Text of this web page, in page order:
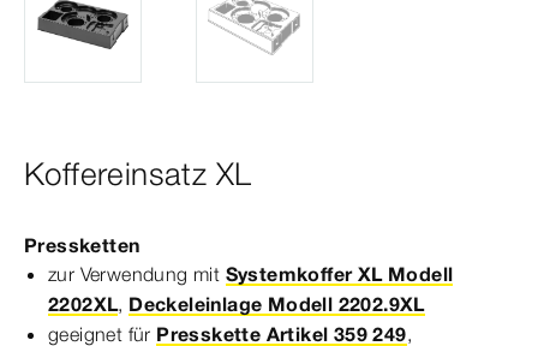
Koffereinsatz XL
Pressketten
zur Verwendung mit Systemkoffer XL Modell
2202XL, Deckeleinlage Modell 2202.9XL
geeignet für Presskette Artikel 359 249,